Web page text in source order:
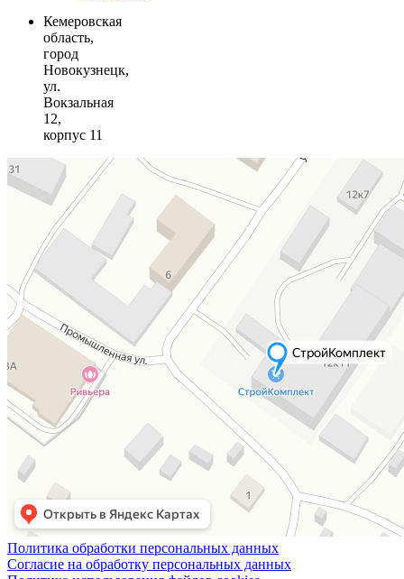
Кемеровская
область,
город
Новокузнецк,
ул.
Вокзальная
12,
корпус 11
Политика обработки персональных данных
Согласие на обработку персональных данных